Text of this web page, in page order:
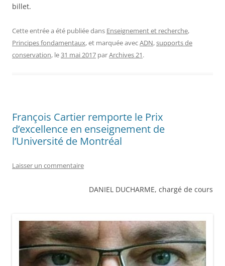
billet.
Cette entrée a été publiée dans Enseignement et recherche,
Principes fondamentaux, et marquée avecADN,supports de
conservation, le31 mai 2017 parArchives 21.
François Cartier remporte le Prix
d’excellence en enseignement de
l’Université de Montréal
Laisser un commentaire
DANIEL DUCHARME, chargé de cours